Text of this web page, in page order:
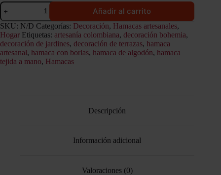
Hamaca
artesanal
con
borlas
decorativas
cantidad
Añadir al carrito
SKU: N/D Categorías: Decoración, Hamacas artesanales,
Hogar Etiquetas: artesanía colombiana, decoración bohemia,
decoración de jardines, decoración de terrazas, hamaca
artesanal, hamaca con borlas, hamaca de algodón, hamaca
tejida a mano, Hamacas
Descripción
Información adicional
Valoraciones (0)